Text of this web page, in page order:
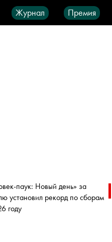
Журнал Премия
Город IT-продукты
паук: Новый день» за
установил рекорд по сборам
году